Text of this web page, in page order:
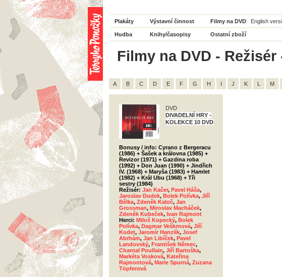
Plakáty Výstavní činnost Filmy na DVD English
Hudba Knihy/časopisy Ostatní zboží
Filmy na DVD -
A B C D E F G H I J K L M
DVD
DIVADELNÍ HRY -
KOLEKCE 10 DVD
Bonusy / info: Cyrano z Bergeracu
(1986) + Šašek a královna (1985) +
Revizor (1971) + Gazdina roba
(1992) + Don Juan (1990) + Jindřich
IV. (1968) + Maryša (1983) + Hamlet
(1982) + Král Ubu (1968) + Tři
sestry (1984)
Režisér: Jan Kačer, Pavel Háša,
Jaroslav Dudek, Bolek Polívka, Jiří
Bělka, Zdeněk Kaloč, Jan
Grossman, Miroslav Macháček,
Zdeněk Kubeček, Ivan Rajmont
Herci: Miloš Kopecký, Bolek
Polívka, Dagmar Veškrnová, Jiří
Kodet, Jaromír Hanzlík, Josef
Abrhám, Jan Libíček, Pavel
Landovský, František Němec,
Chantal Poullain, Jiří Bartoška,
Markéta Vosková, Kateřina
Rajmontová, Marie Spurná, Zuzana
Töpferová